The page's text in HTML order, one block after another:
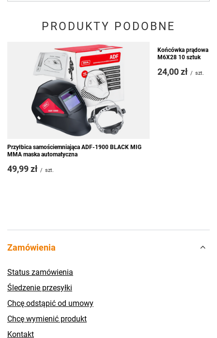
PRODUKTY PODOBNE
Przyłbica samościemniająca ADF-1900 BLACK MIG
MMA maska automatyczna
49,99 zł / szt.
Końcówka prądowa
M6X28 10 sztuk
24,00 zł / szt.
Zamówienia
Status zamówienia
Śledzenie przesyłki
Chcę odstąpić od umowy
Chcę wymienić produkt
Kontakt